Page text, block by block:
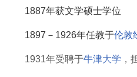
1887年获文学硕士学位
1897－1926年任教于伦敦
1931年受聘于牛津大学 ，